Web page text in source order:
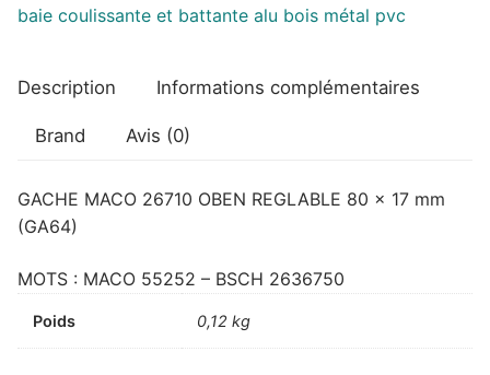
Description Informations complémentaires
Brand Avis (0)
GACHE MACO 26710 OBEN REGLABLE 80 x 17 mm
(GA64)
MOTS : MACO 55252 – BSCH 2636750
Poids 0,12 kg